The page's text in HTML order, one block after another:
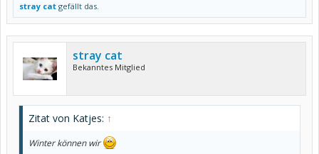
stray cat gefällt das.
stray cat
Bekanntes Mitglied
Zitat von Katjes: ↑
Winter können wir